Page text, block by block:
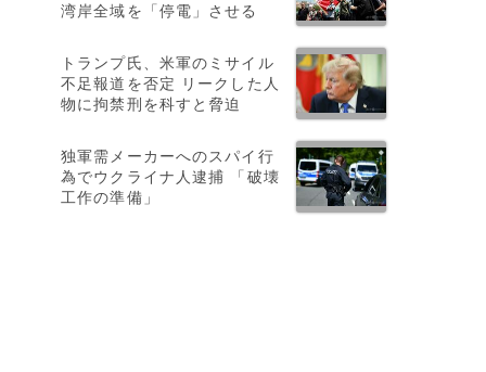
湾岸全域を「停電」させる
トランプ氏、米軍のミサイル
不足報道を否定 リークした人
物に拘禁刑を科すと脅迫
独軍需メーカーへのスパイ行
為でウクライナ人逮捕 「破壊
工作の準備」